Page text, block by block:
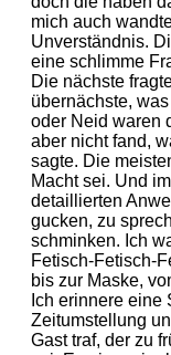
mich auch
Unverständnis.
eine schlimme
Die nächste
übernächste,
oder Neid waren
aber nicht fand,
sagte. Die
Macht sei. Und
detaillierten
gucken, zu
schminken. Ich
Fetisch-Fetisch-
bis zur Maske,
Ich erinnere eine
Zeitumstellung
Gast traf, der zu